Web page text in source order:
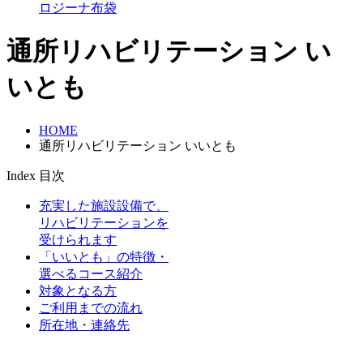
ロジーナ布袋
通所リハビリテーション い
いとも
HOME
通所リハビリテーション いいとも
Index 目次
充実した施設設備で、
リハビリテーションを
受けられます
「いいとも」の特徴・
選べるコース紹介
対象となる方
ご利用までの流れ
所在地・連絡先